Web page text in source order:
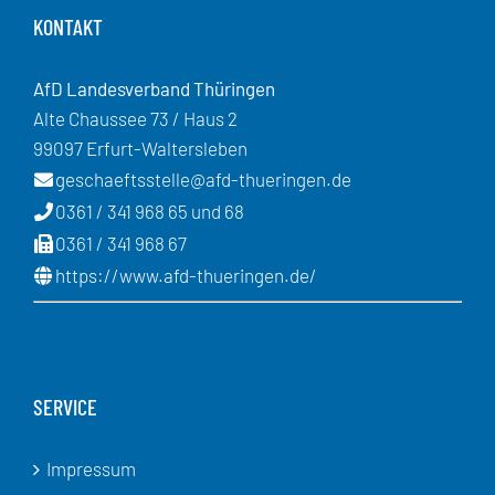
KONTAKT
AfD Landesverband Thüringen
Alte Chaussee 73 / Haus 2
99097 Erfurt-Waltersleben
geschaeftsstelle@afd-thueringen.de
0361 / 341 968 65 und 68
0361 / 341 968 67
https://www.afd-thueringen.de/
SERVICE
Impressum